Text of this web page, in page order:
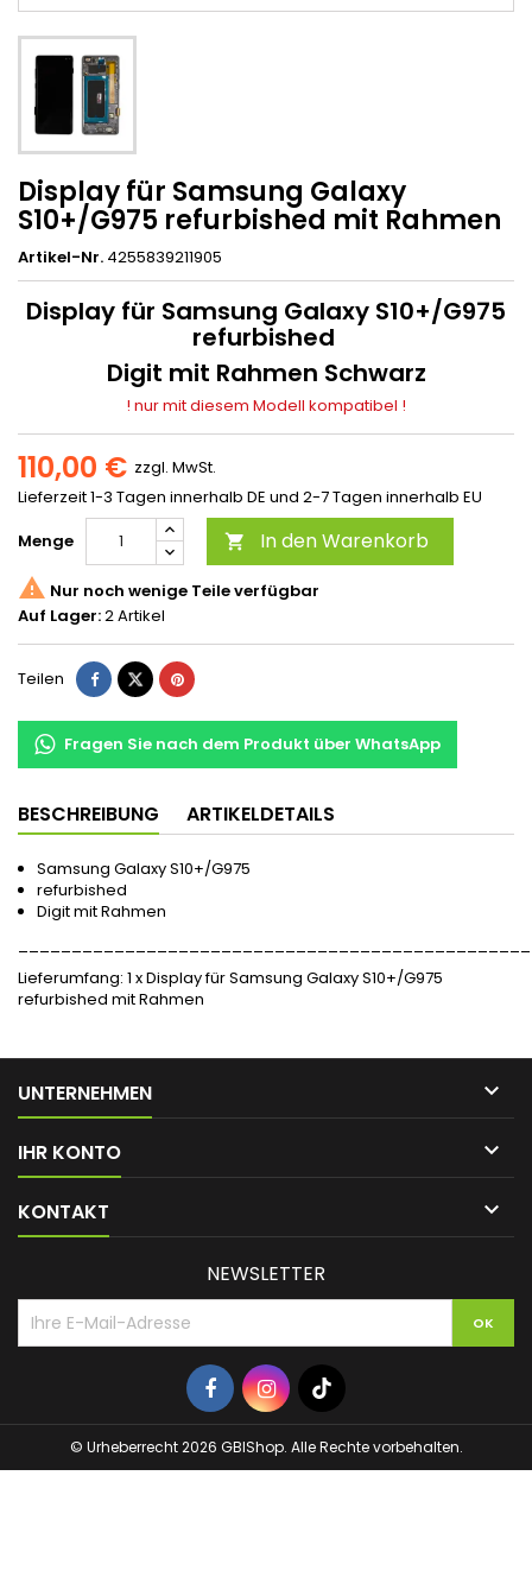
Display für Samsung Galaxy
S10+/G975 refurbished mit Rahmen
Artikel-Nr. 4255839211905
Display für Samsung Galaxy S10+/G975
refurbished
Digit mit Rahmen Schwarz
! nur mit diesem Modell kompatibel !
110,00 € zzgl. MwSt.
Lieferzeit 1-3 Tagen innerhalb DE und 2-7 Tagen innerhalb EU
Menge
 In den Warenkorb
 Nur noch wenige Teile verfügbar
Auf Lager:2 Artikel
Teilen
Fragen Sie nach dem Produkt über WhatsApp
BESCHREIBUNG ARTIKELDETAILS
Samsung Galaxy S10+/G975
refurbished
Digit mit Rahmen
Lieferumfang: 1 xDisplay für Samsung Galaxy S10+/G975
refurbished mit Rahmen
UNTERNEHMEN 
IHR KONTO 
KONTAKT 
NEWSLETTER
© Urheberrecht 2026 GBIShop. Alle Rechte vorbehalten.